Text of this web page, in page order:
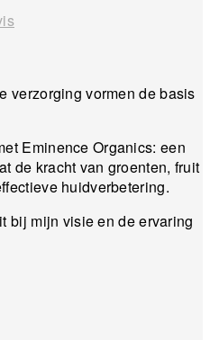
verzorging vormen de basis
Eminence Organics: een
de kracht van groenten, fruit
huidverbetering.
bij mijn visie en de ervaring